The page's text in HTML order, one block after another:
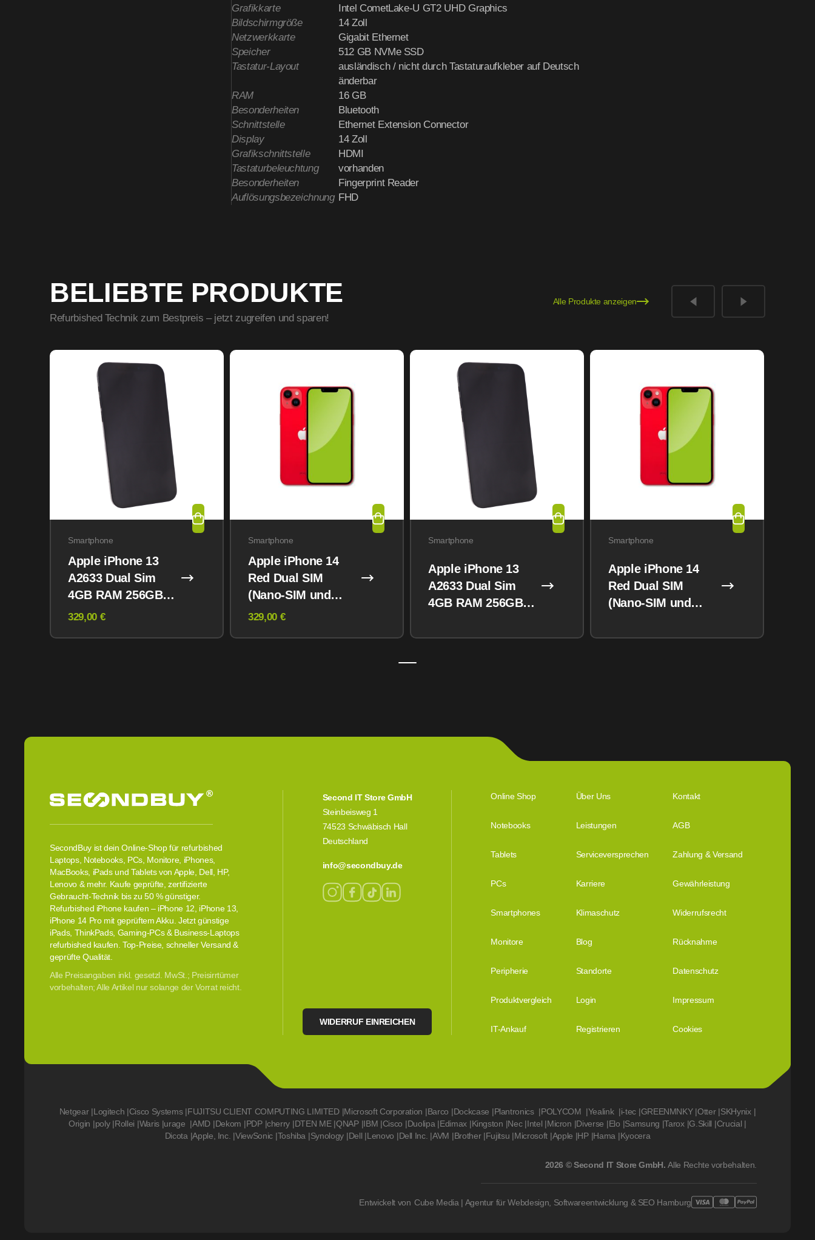
Grafikkarte
Intel CometLake-U GT2 UHD Graphics
Bildschirmgröße
14 Zoll
Netzwerkkarte
Gigabit Ethernet
Speicher
512 GB NVMe SSD
Tastatur-Layout
ausländisch / nicht durch Tastaturaufkleber auf Deutsch
änderbar
RAM
16 GB
Besonderheiten
Bluetooth
Schnittstelle
Ethernet Extension Connector
Display
14 Zoll
Grafikschnittstelle
HDMI
Tastaturbeleuchtung
vorhanden
Besonderheiten
Fingerprint Reader
Auflösungsbezeichnung FHD
BELIEBTE PRODUKTE
Refurbished Technik zum Bestpreis – jetzt zugreifen und sparen!
Alle Produkte anzeigen
Smartphone
Apple iPhone 13
A2633 Dual Sim
4GB RAM 256GB
Midnight
329,00 €
Smartphone
Apple iPhone 14
Red Dual SIM
(Nano-SIM und
eSIM) 128GB
329,00 €
Smartphone
Apple iPhone 13
A2633 Dual Sim
4GB RAM 256GB
Smartphone
Apple iPhone 14
Red Dual SIM
(Nano-SIM und
SecondBuy ist dein Online-Shop für refurbished
Laptops, Notebooks, PCs, Monitore, iPhones,
MacBooks, iPads und Tablets von Apple, Dell, HP,
Lenovo & mehr. Kaufe geprüfte, zertifizierte
Gebraucht-Technik bis zu 50 % günstiger.
Refurbished iPhone kaufen – iPhone 12, iPhone 13,
iPhone 14 Pro mit geprüftem Akku. Jetzt günstige
iPads, ThinkPads, Gaming-PCs & Business-Laptops
refurbished kaufen. Top-Preise, schneller Versand &
geprüfte Qualität.
Alle Preisangaben inkl. gesetzl. MwSt.; Preisirrtümer
vorbehalten; Alle Artikel nur solange der Vorrat reicht.
Second IT Store GmbH
Steinbeisweg 1
74523 Schwäbisch Hall
Deutschland
info@secondbuy.de
WIDERRUF EINREICHEN
Online Shop Über Uns Kontakt
Notebooks Leistungen AGB
Tablets Serviceversprechen Zahlung & Versand
PCs Karriere Gewährleistung
Smartphones Klimaschutz Widerrufsrecht
Monitore Blog Rücknahme
Peripherie Standorte Datenschutz
Produktvergleich Login Impressum
IT-Ankauf Registrieren Cookies
Netgear |Logitech |Cisco Systems |FUJITSU CLIENT COMPUTING LIMITED |Microsoft Corporation |Barco |Dockcase |Plantronics |POLYCOM |Yealink |i-tec |GREENMNKY |Otter |SKHynix |
Origin |poly |Rollei |Waris |urage |AMD |Dekom |PDP |cherry |DTEN ME |QNAP |IBM |Cisco |Duolipa |Edimax |Kingston |Nec |Intel |Micron |Diverse |Elo |Samsung |Tarox |G.Skill |Crucial |
Dicota |Apple, Inc. |ViewSonic |Toshiba |Synology |Dell |Lenovo |Dell Inc. |AVM |Brother |Fujitsu |Microsoft |Apple |HP |Hama |Kyocera
2026 © Second IT Store GmbH.Alle Rechte vorbehalten.
Entwickelt von Cube Media | Agentur für Webdesign, Softwareentwicklung & SEO Hamburg